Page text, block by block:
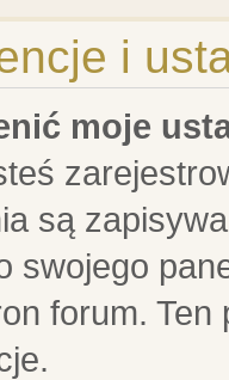
i
moje
są
swojego
forum.